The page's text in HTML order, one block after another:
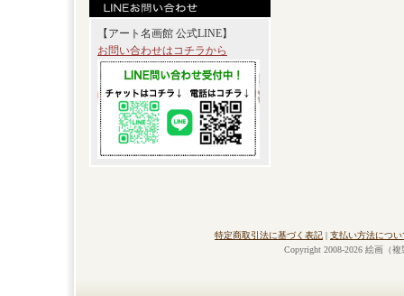
【アート名画館 公式LINE】
お問い合わせはコチラから
特定商取引法に基づく表記 | 支払い方法につい
Copyright 2008-2026 絵画（